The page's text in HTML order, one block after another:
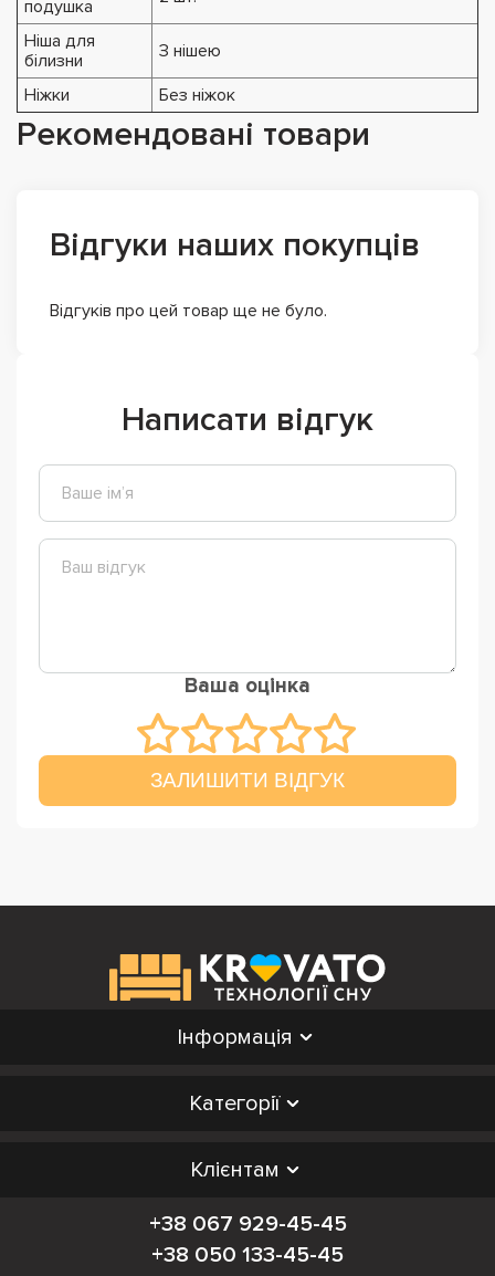
подушка
Ніша для
білизни
З нішею
Ніжки
Без ніжок
Рекомендовані товари
Відгуки наших покупців
Відгуків про цей товар ще не було.
Написати відгук
Ваша оцінка
ЗАЛИШИТИ ВІДГУК
Інформація
Категорії
Клієнтам
+38 067 929-45-45
+38 050 133-45-45